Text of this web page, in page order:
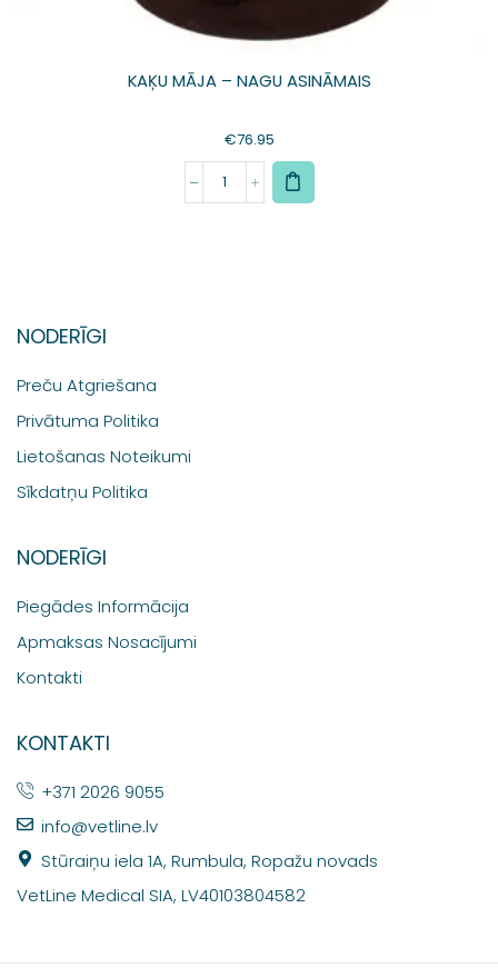
KAĶU MĀJA – NAGU ASINĀMAIS
€76.95
NODERĪGI
Preču Atgriešana
Privātuma Politika
Lietošanas Noteikumi
Sīkdatņu Politika
NODERĪGI
Piegādes Informācija
Apmaksas Nosacījumi
Kontakti
KONTAKTI
+371 2026 9055
info@vetline.lv
Stūraiņu iela 1A, Rumbula, Ropažu novads
VetLine Medical SIA, LV40103804582